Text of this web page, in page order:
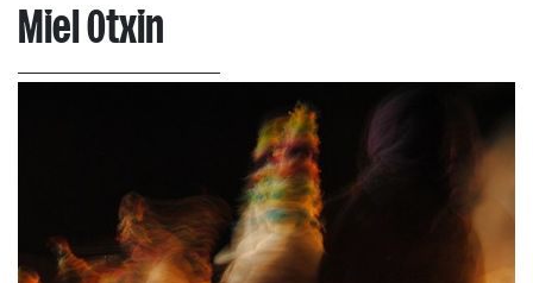
Miel Otxin